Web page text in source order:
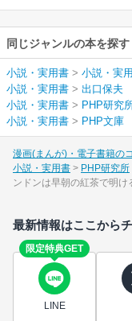
同じジャンルの本を探す
小説・実用書 > 小説・実
小説・実用書 > 出口保夫
小説・実用書 > PHP研究
小説・実用書 > PHP文庫
漫画(まんが)・電子書籍の
小説・実用書
PHP研究所
ンドンは早朝の紅茶で明け
最新情報はここから
限定特典GET
LINE